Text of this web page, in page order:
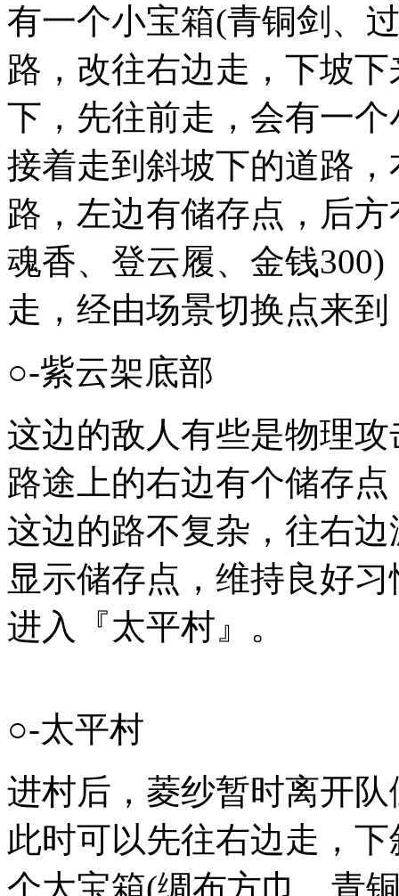
有一个小宝箱(青铜剑、
路，改往右边走，下坡
下，先往前走，会有一
接着走到斜坡下的道路
路，左边有储存点，后
魂香、登云履、金钱
走，经由场景切换点来
○-紫云架底部
这边的敌人有些是物理
路途上的右边有个储存
这边的路不复杂，往右
显示储存点，维持良好
进入『太平村』。
○-太平村
进村后，菱纱暂时离开
此时可以先往右边走，
个大宝箱(绸布方巾、青